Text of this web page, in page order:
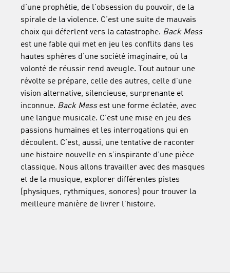
d’une prophétie, de l’obsession du pouvoir, de la
spirale de la violence. C’est une suite de mauvais
choix qui déferlent vers la catastrophe. Back Mess
est une fable qui met en jeu les conflits dans les
hautes sphères d’une société imaginaire, où la
volonté de réussir rend aveugle. Tout autour une
révolte se prépare, celle des autres, celle d’une
vision alternative, silencieuse, surprenante et
inconnue. Back Messest une forme éclatée, avec
une langue musicale. C’est une mise en jeu des
passions humaines et les interrogations qui en
découlent. C’est, aussi, une tentative de raconter
une histoire nouvelle en s’inspirante d’une pièce
classique. Nous allons travailler avec des masques
et de la musique, explorer différentes pistes
(physiques, rythmiques, sonores) pour trouver la
meilleure manière de livrer l’histoire.